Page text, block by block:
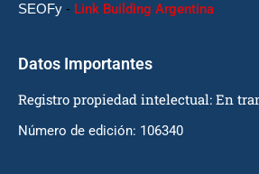
SEOFy - Link Building Argentina
Datos Importantes
Registro propiedad intelectual: En
Número de edición: 106340